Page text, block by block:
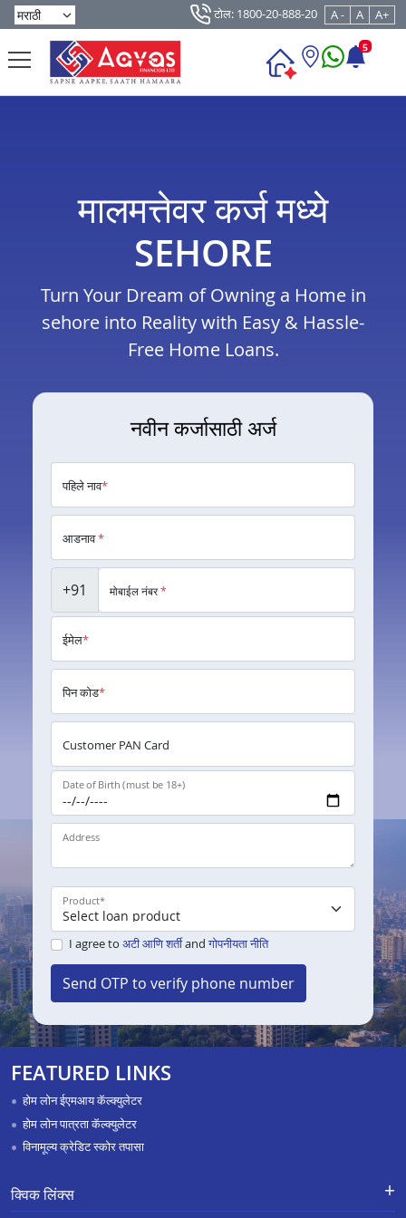
टोल: 1800-20-888-20 A - A A+
5
मालमत्तेवर कर्ज मध्ये
SEHORE
Turn Your Dream of Owning a Home in
sehore into Reality with Easy & Hassle-
Free Home Loans.
नवीन कर्जासाठी अर्ज
पहिले नाव*
आडनाव*
+91 मोबाईल नंबर*
ईमेल*
पिन कोड*
Customer PAN Card
Date of Birth (must be 18+)
Address
Product*
I agree to अटी आणि शर्तीand गोपनीयता नीति
Send OTP to verify phone number
FEATURED LINKS
होम लोन ईएमआय कॅल्क्युलेटर
होम लोन पात्रता कॅल्क्युलेटर
विनामूल्य क्रेडिट स्कोर तपासा
क्विक लिंक्स